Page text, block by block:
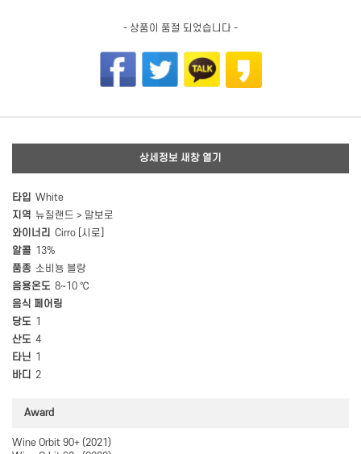
- 상품이 품절 되었습니다 -
상세정보 새창 열기
타입 White
지역 뉴질랜드 > 말보로
와이너리 Cirro [시로]
알콜 13%
품종 소비뇽 블랑
음용온도 8~10 ℃
음식 페어링
당도 1
산도 4
타닌 1
바디
2
Award
Wine Orbit 90+ (2021)